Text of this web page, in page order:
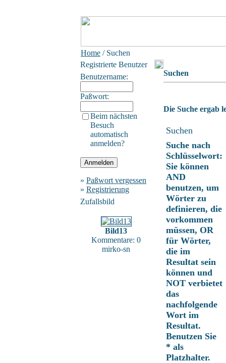
Home / Suchen
Registrierte Benutzer
Benutzername:
Paßwort:
Beim nächsten
Besuch
automatisch
anmelden?
» Paßwort vergessen
» Registrierung
Zufallsbild
Bild13
Kommentare: 0
mirko-sn
Suchen
Die Suche ergab
Suchen
Suche nach
Schlüsselwort:
Sie können
AND
benutzen, um
Wörter zu
definieren, die
vorkommen
müssen, OR
für Wörter,
die im
Resultat sein
können und
NOT verbietet
das
nachfolgende
Wort im
Resultat.
Benutzen Sie
* als
Platzhalter.